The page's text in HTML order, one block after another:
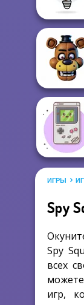
ИГРЫ
Spy
Spy
всех
игр,